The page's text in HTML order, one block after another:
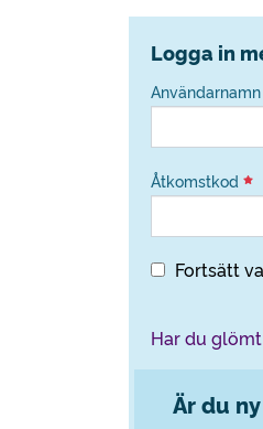
Logga in
Åtkomstkod
Fortsätt
Har du
Är du ny